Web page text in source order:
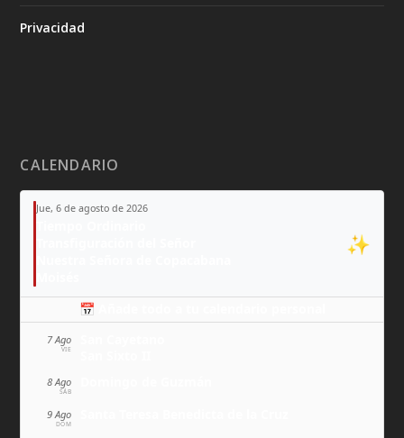
Privacidad
CALENDARIO
Jue, 6 de agosto de 2026
✨
📅 Añade todo a tu calendario personal
7 Ago
VIE
8 Ago
SÁB
9 Ago
DOM